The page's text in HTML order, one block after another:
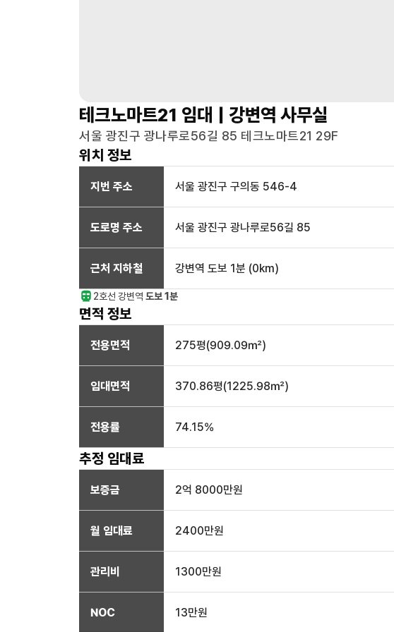
테크노마트21 임대 | 강변역 사무실
서울 광진구 광나루로56길 85 테크노마트21 29F
위치 정보
지번 주소 서울 광진구 구의동 546-4
도로명 주소 서울 광진구 광나루로56길 85
근처 지하철 강변역 도보 1분 (0km)
2호선 강변역 도보 1분
면적 정보
전용면적 275평(909.09㎡)
임대면적 370.86평(1225.98㎡)
전용률 74.15%
추정 임대료
보증금 2억 8000만원
월 임대료 2400만원
관리비 1300만원
NOC 13만원